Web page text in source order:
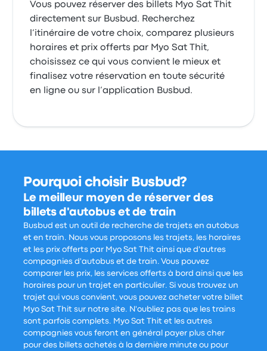
Vous pouvez réserver des billets Myo Sat Thit
directement sur Busbud. Recherchez
l’itinéraire de votre choix, comparez plusieurs
horaires et prix offerts par Myo Sat Thit,
choisissez ce qui vous convient le mieux et
finalisez votre réservation en toute sécurité
en ligne ou sur l’application Busbud.
Pourquoi choisir Busbud?
Le meilleur moyen de réserver des
billets d'autobus et de train
Busbud est un outil de recherche de trajets en autobus
et en train. Nous vous proposons les trajets, les horaires
et les prix offerts par Myo Sat Thit ainsi que d'autres
compagnies d'autobus et de train. Vous pouvez
comparer les prix, les services offerts à bord ainsi que les
horaires pour un trajet en particulier. Si vous trouvez un
trajet qui vous convient, vous pouvez acheter votre billet
Myo Sat Thit sur notre site. N'oubliez pas que les trains
sont parfois complets. Myo Sat Thit et les autres
compagnies vous feront en général payer plus cher
pour des billets achetés à la dernière minute ou pour